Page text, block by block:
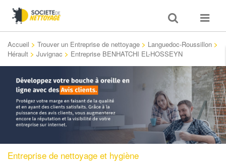
Toggle
search
Toggle
Accueil > Trouver un Entreprise de nettoyage > Languedoc-Roussillon >
Hérault > Juvignac > Entreprise BENHATCHI EL-HOSSEYN
Entreprise de nettoyage et hygiène